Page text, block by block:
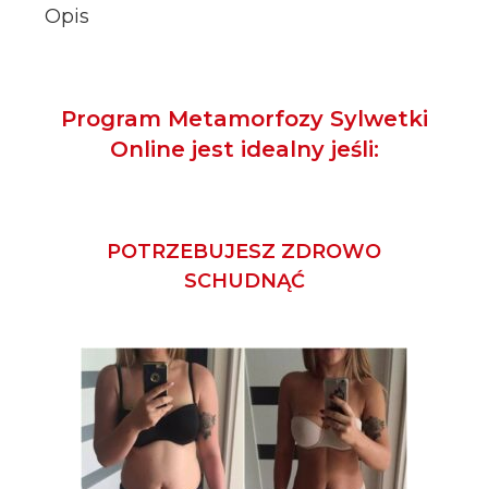
Opis
Program Metamorfozy Sylwetki
Online jest idealny jeśli:
POTRZEBUJESZ ZDROWO
SCHUDNĄĆ